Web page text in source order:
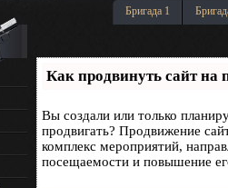
Бригада 1
Как продвинуть сайт на
Вы создали или только
продвигать? Продвижение
комплекс мероприятий,
посещаемости и повышение